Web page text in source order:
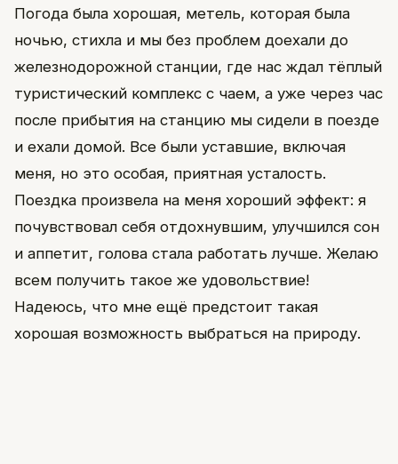
Погода была хорошая, метель, которая была
ночью, стихла и мы без проблем доехали до
железнодорожной станции, где нас ждал тёплый
туристический комплекс с чаем, а уже через час
после прибытия на станцию мы сидели в поезде
и ехали домой. Все были уставшие, включая
меня, но это особая, приятная усталость.
Поездка произвела на меня хороший эффект: я
почувствовал себя отдохнувшим, улучшился сон
и аппетит, голова стала работать лучше. Желаю
всем получить такое же удовольствие!
Надеюсь, что мне ещё предстоит такая
хорошая возможность выбраться на природу.